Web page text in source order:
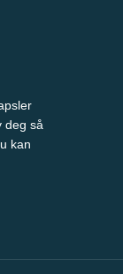
deg så
kan